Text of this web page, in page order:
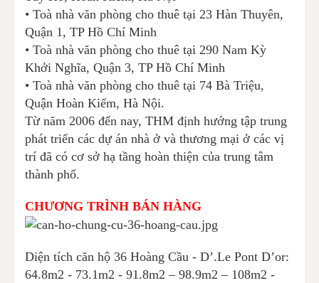
• Toà nhà văn phòng cho thuê tại 23 Hàn Thuyên,
Quận 1, TP Hồ Chí Minh
• Toà nhà văn phòng cho thuê tại 290 Nam Kỳ
Khởi Nghĩa, Quận 3, TP Hồ Chí Minh
• Toà nhà văn phòng cho thuê tại 74 Bà Triệu,
Quận Hoàn Kiếm, Hà Nội.
Từ năm 2006 đến nay, THM định hướng tập trung
phát triển các dự án nhà ở và thương mại ở các vị
trí đã có cơ sở hạ tầng hoàn thiện của trung tâm
thành phố.
CHƯƠNG TRÌNH BÁN HÀNG
Diện tích căn hộ 36 Hoàng Cầu - D’.Le Pont D’or:
64.8m2 - 73.1m2 - 91.8m2 – 98.9m2 – 108m2 -